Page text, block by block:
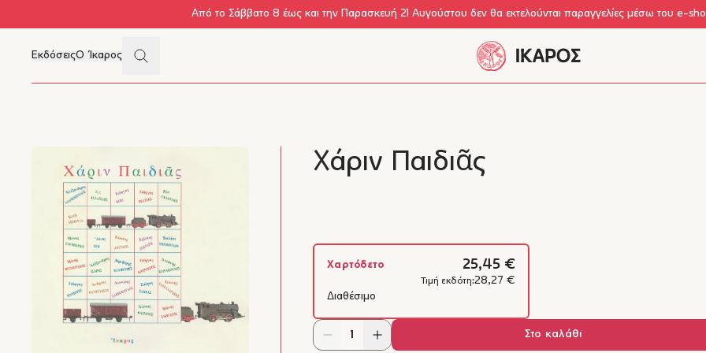
Από το Σάββατο 8 έως και την Παρασκευή 21 Αυγούστου δεν θα εκτελούνται παραγγελίες μέσω του e-
Μενού
ΕκδόσειςΟ Ίκαρος Search
Χάριν Παιδιᾶς
Χαρτόδετο 25,45 €
Τιμή εκδότη:28,27 €
Διαθέσιμο
Στο καλάθι